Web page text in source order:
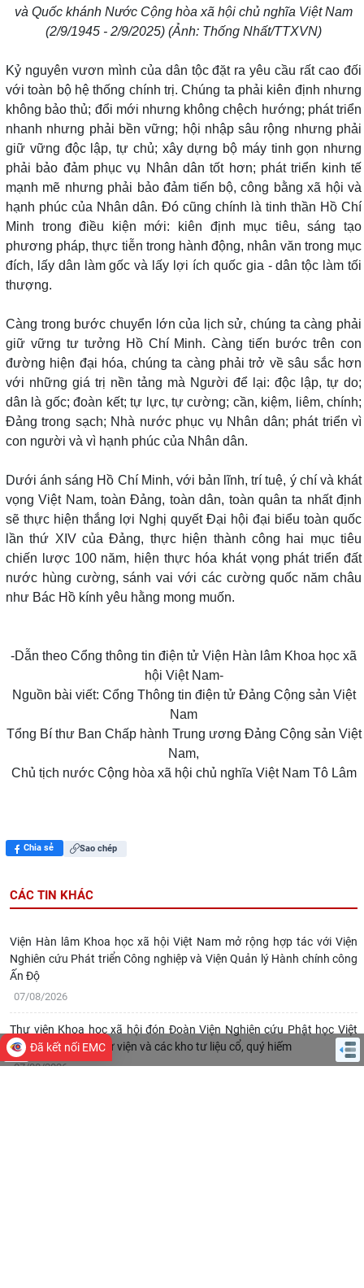
và Quốc khánh Nước Cộng hòa xã hội chủ nghĩa Việt Nam
(2/9/1945 - 2/9/2025) (Ảnh: Thống Nhất/TTXVN)
Kỷ nguyên vươn mình của dân tộc đặt ra yêu cầu rất cao đối
với toàn bộ hệ thống chính trị. Chúng ta phải kiên định nhưng
không bảo thủ; đổi mới nhưng không chệch hướng; phát triển
nhanh nhưng phải bền vững; hội nhập sâu rộng nhưng phải
giữ vững độc lập, tự chủ; xây dựng bộ máy tinh gọn nhưng
phải bảo đảm phục vụ Nhân dân tốt hơn; phát triển kinh tế
mạnh mẽ nhưng phải bảo đảm tiến bộ, công bằng xã hội và
hạnh phúc của Nhân dân. Đó cũng chính là tinh thần Hồ Chí
Minh trong điều kiện mới: kiên định mục tiêu, sáng tạo
phương pháp, thực tiễn trong hành động, nhân văn trong mục
đích, lấy dân làm gốc và lấy lợi ích quốc gia - dân tộc làm tối
thượng.
Càng trong bước chuyển lớn của lịch sử, chúng ta càng phải
giữ vững tư tưởng Hồ Chí Minh. Càng tiến bước trên con
đường hiện đại hóa, chúng ta càng phải trở về sâu sắc hơn
với những giá trị nền tảng mà Người để lại: độc lập, tự do;
dân là gốc; đoàn kết; tự lực, tự cường; cần, kiệm, liêm, chính;
Đảng trong sạch; Nhà nước phục vụ Nhân dân; phát triển vì
con người và vì hạnh phúc của Nhân dân.
Dưới ánh sáng Hồ Chí Minh, với bản lĩnh, trí tuệ, ý chí và khát
vọng Việt Nam, toàn Đảng, toàn dân, toàn quân ta nhất định
sẽ thực hiện thắng lợi Nghị quyết Đại hội đại biểu toàn quốc
lần thứ XIV của Đảng, thực hiện thành công hai mục tiêu
chiến lược 100 năm, hiện thực hóa khát vọng phát triển đất
nước hùng cường, sánh vai với các cường quốc năm châu
như Bác Hồ kính yêu hằng mong muốn.
-Dẫn theo Cổng thông tin điện tử Viện Hàn lâm Khoa học xã
hội Việt Nam-
Nguồn bài viết: Cổng Thông tin điện tử Đảng Cộng sản Việt
Nam
Tổng Bí thư Ban Chấp hành Trung ương Đảng Cộng sản Việt
Nam,
Chủ tịch nước Cộng hòa xã hội chủ nghĩa Việt Nam Tô Lâm
Chia sẻ Sao chép
CÁC TIN KHÁC
Viện Hàn lâm Khoa học xã hội Việt Nam mở rộng hợp tác với Viện
Nghiên cứu Phát triển Công nghiệp và Viện Quản lý Hành chính công
Ấn Độ
07/08/2026
Thư viện Khoa học xã hội đón Đoàn Viện Nghiên cứu Phật học Việt
Nam thăm quan Thư viện và các kho tư liệu cổ, quý hiếm
07/08/2026
Đã kết nối EMC